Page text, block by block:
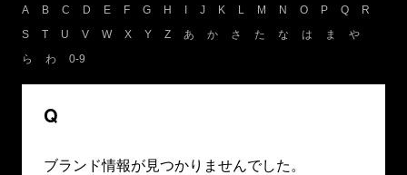
A B C D E F G H J K L M N O P Q
R
S
T U V W X Y Z あ か さ た な は ま
や
ら
わ 0-9
Q
ブランド情報が見つかりませんでした。